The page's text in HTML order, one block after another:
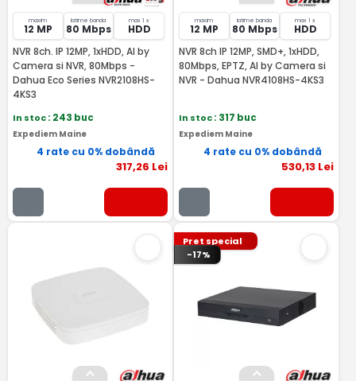
maxim
12 MP
latime banda
80 Mbps
max 1 x
HDD
NVR 8ch. IP 12MP, 1xHDD, AI by
Camera si NVR, 80Mbps -
Dahua Eco Series NVR2108HS-
4KS3
In stoc: 243 buc
Expediem Maine
4 rate cu 0% dobândă
317,26 Lei
maxim
12 MP
latime banda
80 Mbps
max 1 x
HDD
NVR 8ch IP 12MP, SMD+, 1xHDD,
80Mbps, EPTZ, AI by Camera si
NVR - Dahua NVR4108HS-4KS3
In stoc: 317 buc
Expediem Maine
4 rate cu 0% dobândă
530,13 Lei
Pret special
-17%